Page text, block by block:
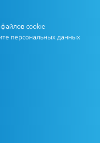
cookie
персональных данных